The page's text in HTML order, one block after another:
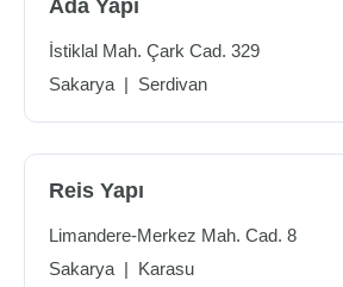
Ada Yapı
İstiklal Mah. Çark Cad. 329
Sakarya | Serdivan
Reis Yapı
Limandere-Merkez Mah. Cad. 8
Sakarya | Karasu